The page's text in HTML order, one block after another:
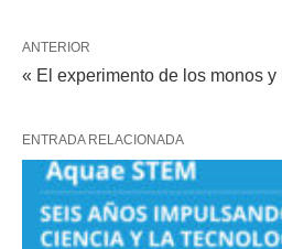
ANTERIOR
« El experimento de los monos
ENTRADA RELACIONADA